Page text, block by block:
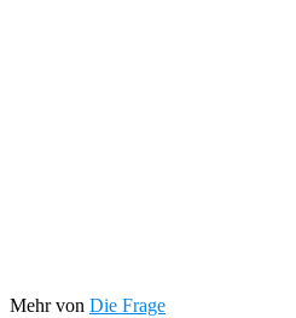
Mehr von Die Frage